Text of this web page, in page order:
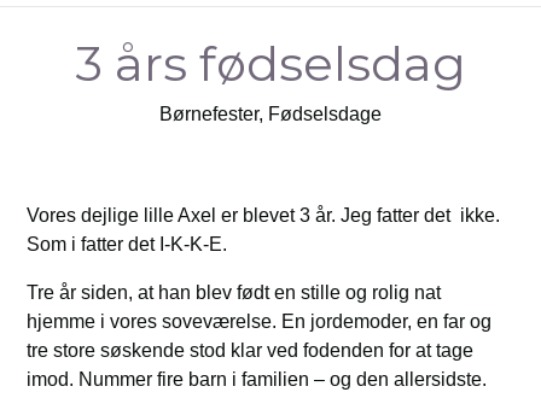
3 års fødselsdag
Børnefester, Fødselsdage
Vores dejlige lille Axel er blevet 3 år. Jeg fatter det ikke.
Som i fatter det I-K-K-E.
Tre år siden, at han blev født en stille og rolig nat
hjemme i vores soveværelse. En jordemoder, en far og
tre store søskende stod klar ved fodenden for at tage
imod. Nummer fire barn i familien – og den allersidste.